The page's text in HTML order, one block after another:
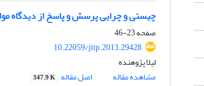
چیستی و چرایی پرسش و پاسخ از دیدگاه
صفحه23-46
10.22059/jitp.2013.29428
لیلا پژوهنده
مشاهده مقاله
اصل مقاله 347.9 K